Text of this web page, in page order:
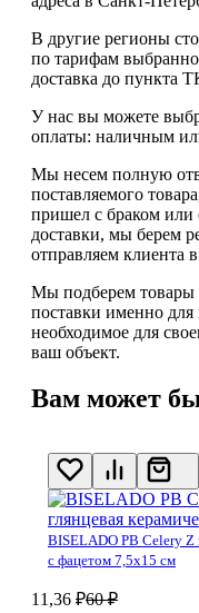
В другие регионы
по тарифам
доставка до пункта
У нас вы можете
оплаты: наличным
Мы несем полную
поставляемого
пришел с браком или
доставки, мы берем
отправляем клиента
Мы подберем товары
поставки именно для
необходимое для
ваш объект.
Вам может
BISELADO PB Celery Z
с фацетом 7,5х15 см
11,36 ₽60 ₽